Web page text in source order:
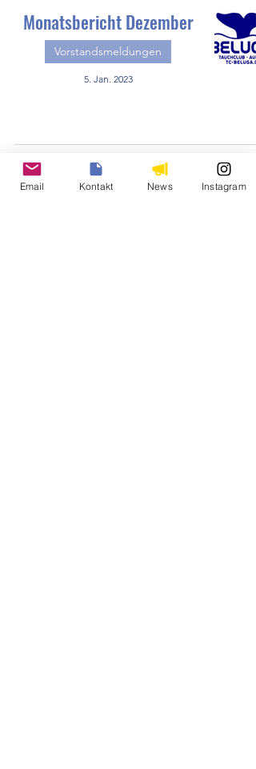
Monatsbericht Dezember
Vorstandsmeldungen
5. Jan. 2023
Füllstation Plaggenburg -
Winterbetrieb
Email Kontakt News Instagram